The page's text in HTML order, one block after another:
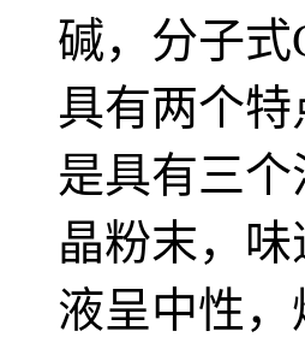
碱，分子式
具有两个
是具有三
晶粉末，
液呈中性